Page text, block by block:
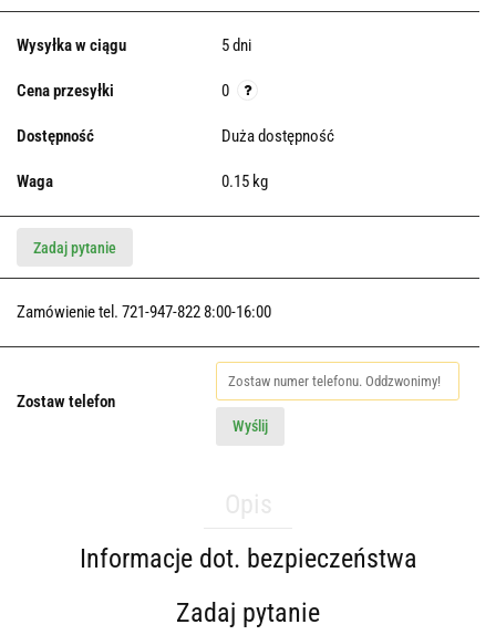
Wysyłka w ciągu 5 dni
Cena przesyłki 0
Dostępność Duża dostępność
Waga 0.15 kg
Zadaj pytanie
Zamówienie tel. 721-947-822 8:00-16:00
Zostaw telefon
Wyślij
Informacje dot. bezpieczeństwa
Zadaj pytanie